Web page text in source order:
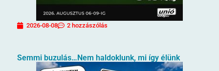
2026-08-08 2 hozzászólás
Semmi buzulás…Nem haldoklunk, mi így élünk